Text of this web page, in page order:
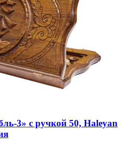
3» с ручкой 50, Haleyan